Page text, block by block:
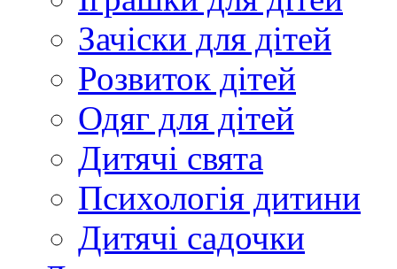
Зачіски для дітей
Розвиток дітей
Одяг для дітей
Дитячі свята
Психологія дитини
Дитячі садочки